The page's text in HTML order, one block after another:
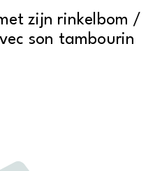
zijn rinkelbom /
son tambourin